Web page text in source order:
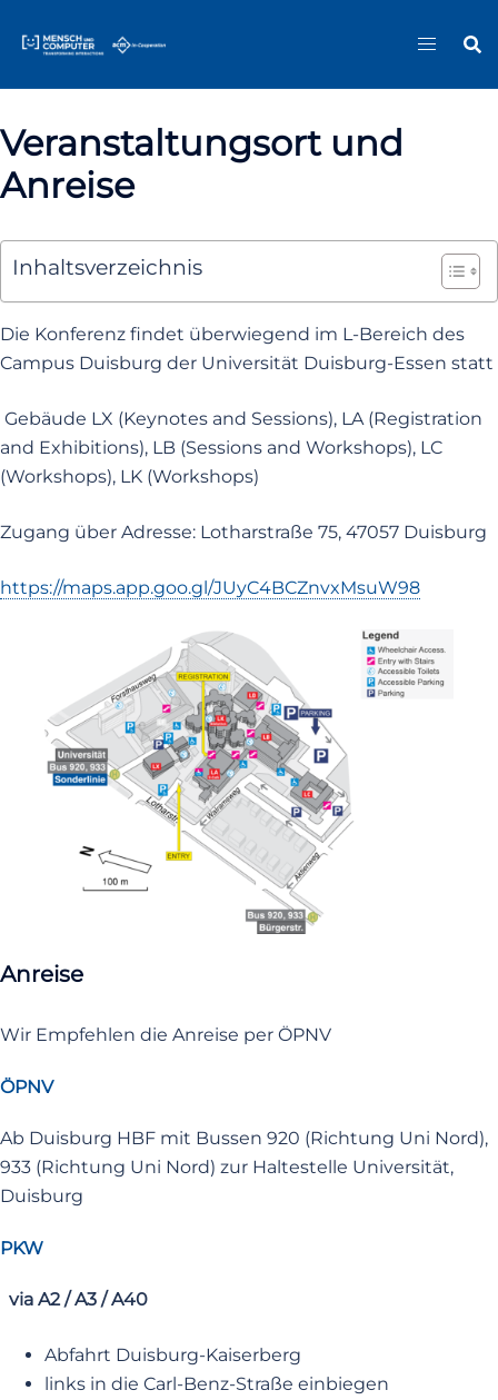
Inhalt
Veranstaltungsort und
Anreise
Inhaltsverzeichnis
Die Konferenz findet überwiegend im L-Bereich des
Campus Duisburg der Universität Duisburg-Essen statt
Gebäude LX (Keynotes and Sessions), LA (Registration
and Exhibitions), LB (Sessions and Workshops), LC
(Workshops), LK (Workshops)
Zugang über Adresse: Lotharstraße 75, 47057 Duisburg
https://maps.app.goo.gl/JUyC4BCZnvxMsuW98
Anreise
Wir Empfehlen die Anreise per ÖPNV
ÖPNV
Ab Duisburg HBF mit Bussen 920 (Richtung Uni Nord),
933 (Richtung Uni Nord) zur Haltestelle Universität,
Duisburg
PKW
via A2 / A3 / A40
Abfahrt Duisburg-Kaiserberg
links in die Carl-Benz-Straße einbiegen